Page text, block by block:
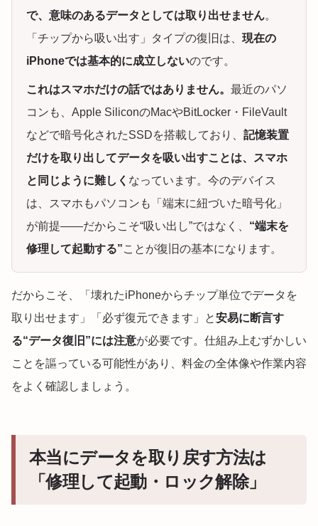
で、意味のあるデータとしては取り出せません。
「チップから吸い出す」タイプの復旧は、 現在の
iPhoneでは基本的に成立しないのです。
これはスマホだけの話ではありません。 最近のパソ
コンも、Apple SiliconのMacやBitLocker・FileVault
などで暗号化されたSSDを搭載しており、 記憶装置
だけを取り出してデータを吸い出すことは、スマホ
と同じように難しく なっています。今のデバイス
は、スマホもパソコンも「端末に紐づいた暗号化」
が前提——だからこそ“吸い出し”ではなく、 “端末を
修理して起動する”ことが復旧の基本になります。
だからこそ、「壊れたiPhoneからチップ単位でデータを
取り出せます」「必ず復元できます」と安易に断言す
る“データ復旧”には注意が必要です。仕組み上むずかしい
ことを謳っている可能性があり、料金の全体像や作業内容
をよく確認しましょう。
本当にデータを取り戻す方法は
「修理して起動・ロック解除」